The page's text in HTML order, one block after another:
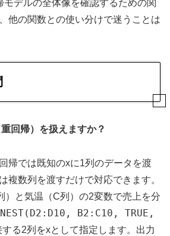
モデルの全体像を確認するための関
他の関数との使い分けで迷うことは
回帰）を扱えますか？
帰では既知のxに1列のデータを渡
複数列を渡すだけで対応できます。
）と気温（C列）の2変数で売上を分
B2:C10, TRUE,
る2列をxとして指定します。出力